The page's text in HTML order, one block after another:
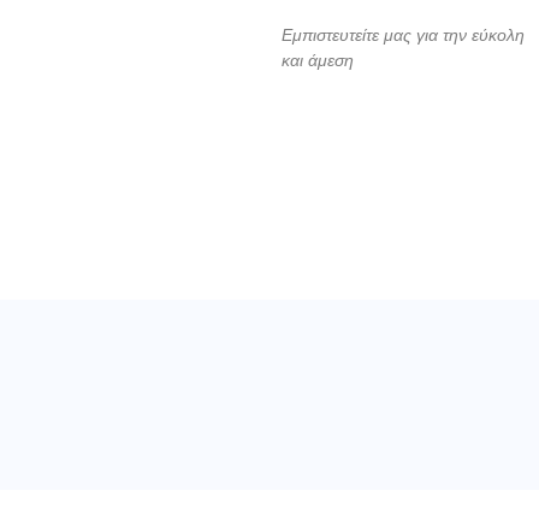
Εμπιστευτείτε μας για την εύκολη
και άμεση